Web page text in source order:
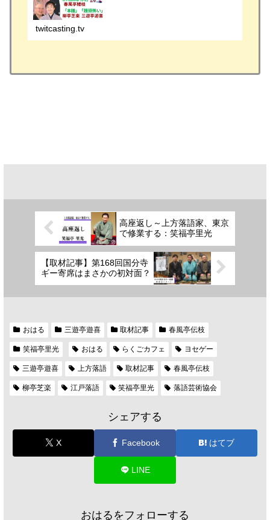
twitcasting.tv
高座返し～上方落語家、東京
で修業する：笑福亭里光
【取材記事】第168回国分寺
ギー寄席はまさかの初対面？
おはる 三遊亭遊喜 取材記事 春風亭伝枝
笑福亭里光 おはる らくごカフェ ヨセゲー
三遊亭遊喜 上方落語 取材記事 春風亭伝枝
柳亭芝楽 江戸落語 笑福亭里光 落語芸術協会
シェアする
X Facebook はてブ
LINE
おはるをフォローする